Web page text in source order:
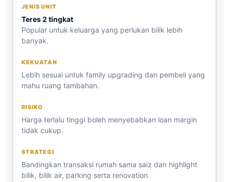
Teres 2 tingkat
Popular untuk keluarga yang perlukan bilik lebih
banyak.
Lebih sesuai untuk family upgrading dan pembeli yang
mahu ruang tambahan.
Harga terlalu tinggi boleh menyebabkan loan margin
tidak cukup.
Bandingkan transaksi rumah sama saiz dan highlight
bilik, bilik air, parking serta renovation.